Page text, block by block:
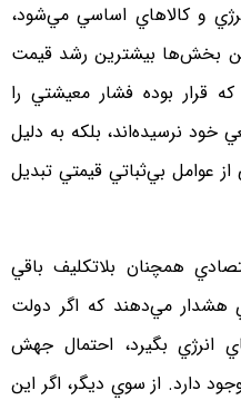
و كالاهاي اساسي مي‌شود،
بخش‌ها بيشترين رشد قيمت
كه قرار بوده فشار معيشتي را
نرسيده‌اند، بلكه به‌ دليل
عوامل بي‌ثباتي قيمتي تبديل
همچنان بلاتكليف باقي
هشدار مي‌دهند كه اگر دولت
انرژي بگيرد، احتمال جهش
دارد. از سوي ديگر، اگر اين